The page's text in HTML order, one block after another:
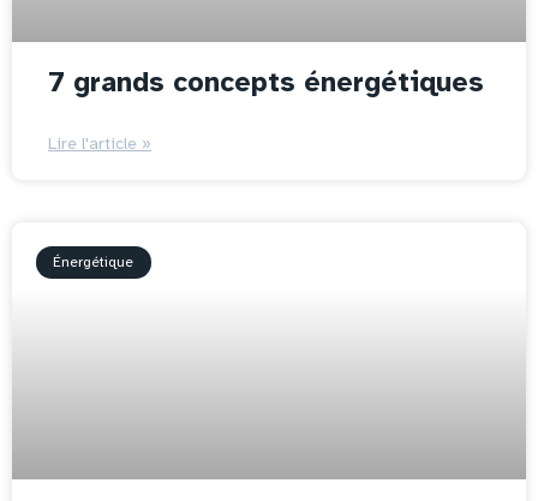
7 grands concepts énergétiques
Lire l'article »
Énergétique